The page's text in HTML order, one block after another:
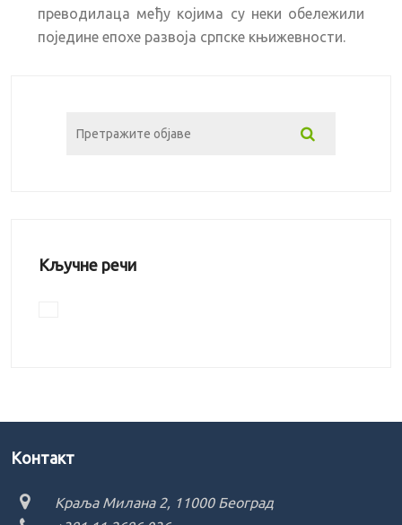
преводилаца међу којима су неки обележили
поједине епохе развоја српске књижевности.
Кључне речи
Kонтакт
Краља Милана 2, 11000 Београд